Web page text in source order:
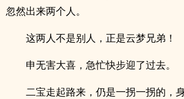
忽然出来两个人。
这两人不是别人，正是云梦兄弟！
申无害大喜，急忙快步迎了过去。
二宝走起路来，仍是一拐一拐的，